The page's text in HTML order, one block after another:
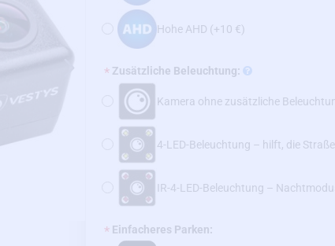
Hohe AHD (+10 €)
Zusätzliche Beleuchtung:
Kamera ohne zusätzliche
4-LED-Beleuchtung – hilft, die
IR-4-LED-Beleuchtung –
Einfacheres Parken: